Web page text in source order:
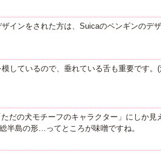
インをされた方は、Suicaのペンギンのデ
しているので、垂れている舌も重要です。(
だの犬モチーフのキャラクター」にしか見
半島の形…ってところが味噌ですね。